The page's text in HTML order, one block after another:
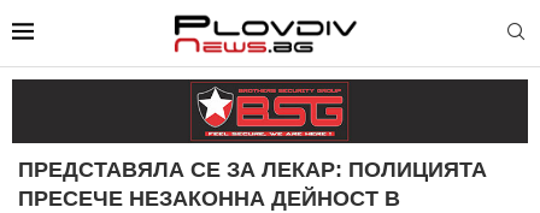
ПРЕДСТАВЯЛА СЕ ЗА ЛЕКАР: ПОЛИЦИЯТА
ПРЕСЕЧЕ НЕЗАКОННА ДЕЙНОСТ В